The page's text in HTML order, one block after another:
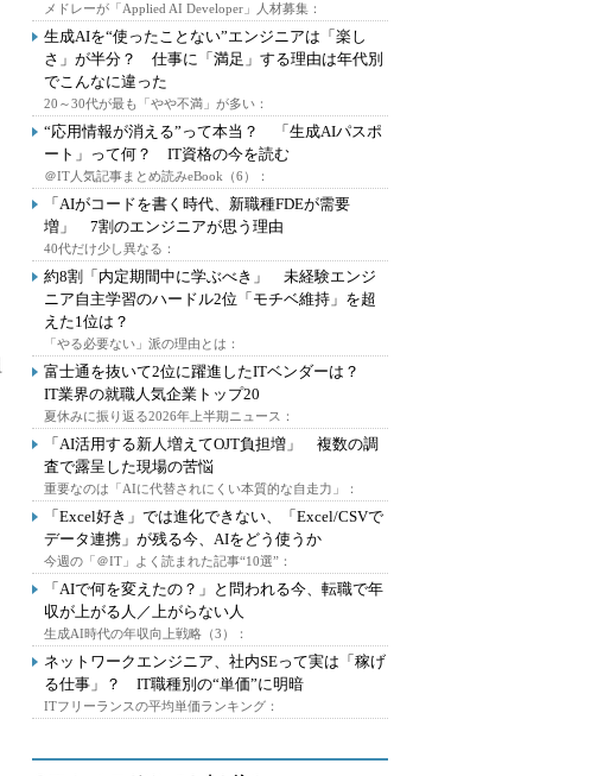
メドレーが「Applied AI Developer」人材募集：
生成AIを“使ったことない”エンジニアは「楽し
さ」が半分？ 仕事に「満足」する理由は年代別
でこんなに違った
20～30代が最も「やや不満」が多い：
“応用情報が消える”って本当？ 「生成AIパスポ
ート」って何？ IT資格の今を読む
＠IT人気記事まとめ読みeBook（6）：
「AIがコードを書く時代、新職種FDEが需要
増」 7割のエンジニアが思う理由
40代だけ少し異なる：
約8割「内定期間中に学ぶべき」 未経験エンジ
ニア自主学習のハードル2位「モチベ維持」を超
えた1位は？
「やる必要ない」派の理由とは：
富士通を抜いて2位に躍進したITベンダーは？
IT業界の就職人気企業トップ20
夏休みに振り返る2026年上半期ニュース：
「AI活用する新人増えてOJT負担増」 複数の調
査で露呈した現場の苦悩
重要なのは「AIに代替されにくい本質的な自走力」：
「Excel好き」では進化できない、「Excel/CSVで
データ連携」が残る今、AIをどう使うか
今週の「＠IT」よく読まれた記事“10選”：
「AIで何を変えたの？」と問われる今、転職で年
収が上がる人／上がらない人
生成AI時代の年収向上戦略（3）：
ネットワークエンジニア、社内SEって実は「稼げ
る仕事」？ IT職種別の“単価”に明暗
ITフリーランスの平均単価ランキング：